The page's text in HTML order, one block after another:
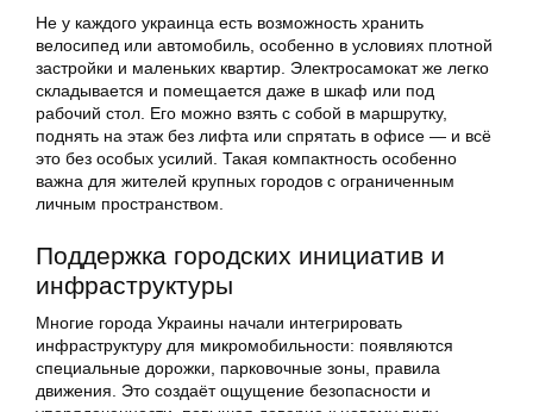
Не у каждого украинца есть возможность хранить
велосипед или автомобиль, особенно в условиях плотной
застройки и маленьких квартир. Электросамокат же легко
складывается и помещается даже в шкаф или под
рабочий стол. Его можно взять с собой в маршрутку,
поднять на этаж без лифта или спрятать в офисе — и всё
это без особых усилий. Такая компактность особенно
важна для жителей крупных городов с ограниченным
личным пространством.
Поддержка городских инициатив и
инфраструктуры
Многие города Украины начали интегрировать
инфраструктуру для микромобильности: появляются
специальные дорожки, парковочные зоны, правила
движения. Это создаёт ощущение безопасности и